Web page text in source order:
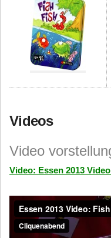
Videos
Video
Video: Essen 2013